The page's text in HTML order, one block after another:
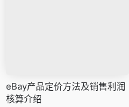
eBay产品定价方法及销售利润
核算介绍